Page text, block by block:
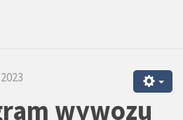
wywozu